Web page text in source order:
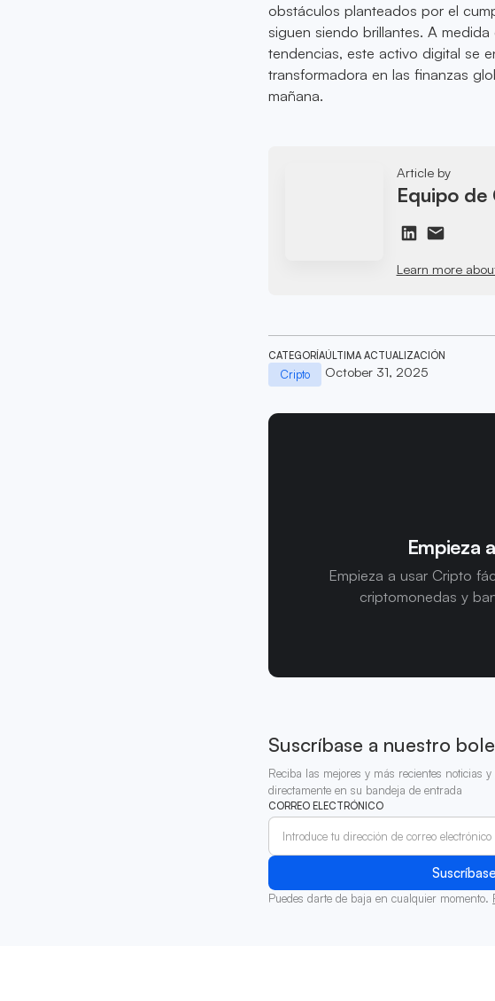
obstáculos planteados por el
siguen siendo brillantes. A
tendencias, este activo digital se
transformadora en las finanzas
mañana.
Article by
Equipo
Learn more
CATEGORÍA
Cripto
ÚLTIMA ACTUALIZACIÓN
October 31, 2025
Empieza
Empieza a usar Cripto
criptomonedas y
Suscríbase a nuestro
Reciba las mejores y más recientes noticias
directamente en su bandeja de entrada
CORREO ELECTRÓNICO
Puedes darte de baja en cualquier momento.